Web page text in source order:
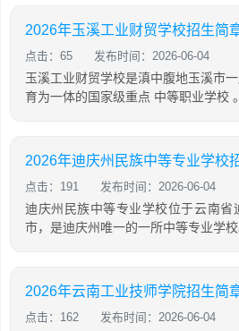
2026年玉溪工业财贸学校招生简
点击：65 发布时间：2026-06-04
玉溪工业财贸学校是滇中腹地玉溪市
育为一体的国家级重点 中等职业学校
点击：191 发布时间：2026-06-04
迪庆州民族中等专业学校位于云南省
市，是迪庆州唯一的一所中等专业学
2026年云南工业技师学院招生简
点击：162 发布时间：2026-06-04